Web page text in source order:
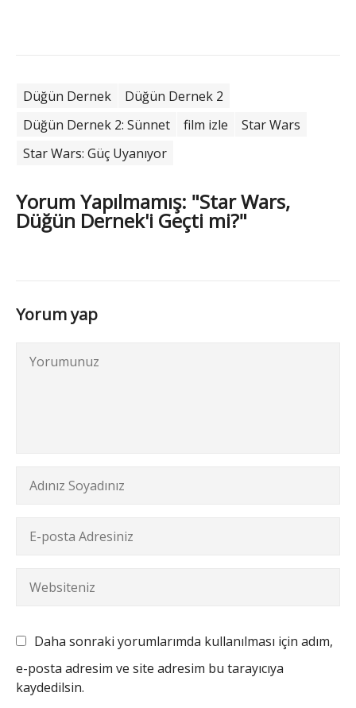
Düğün Dernek
Düğün Dernek 2
Düğün Dernek 2: Sünnet
film izle
Star Wars
Star Wars: Güç Uyanıyor
Yorum Yapılmamış: "Star Wars,
Düğün Dernek'i Geçti mi?"
Yorum yap
Daha sonraki yorumlarımda kullanılması için adım,
e-posta adresim ve site adresim bu tarayıcıya
kaydedilsin.